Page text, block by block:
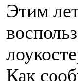
Этим
Как